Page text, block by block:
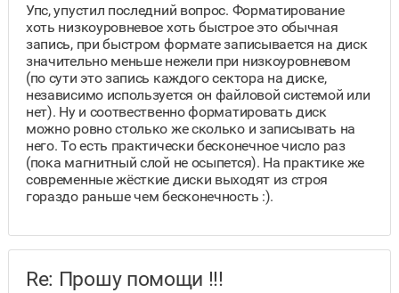
Упс, упустил последний вопрос. Форматирование
хоть низкоуровневое хоть быстрое это обычная
запись, при быстром формате записывается на диск
значительно меньше нежели при низкоуровневом
(по сути это запись каждого сектора на диске,
независимо используется он файловой системой или
нет). Ну и соотвественно форматировать диск
можно ровно столько же сколько и записывать на
него. То есть практически бесконечное число раз
(пока магнитный слой не осыпется). На практике же
современные жёсткие диски выходят из строя
гораздо раньше чем бесконечность :).
Re: Прошу помощи !!!